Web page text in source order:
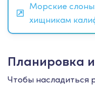
Морские
хищникам
Планировка
Чтобы насладиться